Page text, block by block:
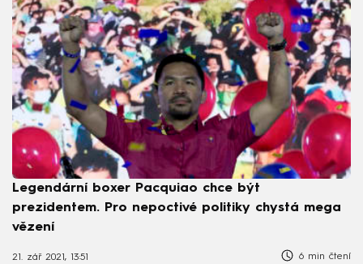
Legendární boxer Pacquiao chce být
prezidentem. Pro nepoctivé politiky chystá mega
vězení
21. zář 2021, 13:51 6 min čtení